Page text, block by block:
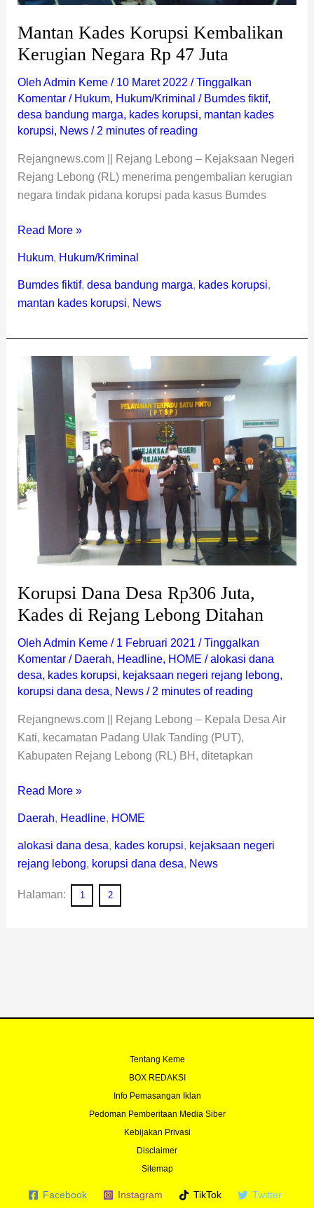
Mantan Kades Korupsi Kembalikan
Kerugian Negara Rp 47 Juta
Oleh Admin Keme / 10 Maret 2022 / Tinggalkan
Komentar / Hukum, Hukum/Kriminal / Bumdes fiktif,
desa bandung marga, kades korupsi, mantan kades
korupsi, News/ 2 minutes of reading
Rejangnews.com || Rejang Lebong – Kejaksaan Negeri
Rejang Lebong (RL) menerima pengembalian kerugian
negara tindak pidana korupsi pada kasus Bumdes
Read More »
Hukum, Hukum/Kriminal
Bumdes fiktif, desa bandung marga, kades korupsi,
mantan kades korupsi, News
Korupsi Dana Desa Rp306 Juta,
Kades di Rejang Lebong Ditahan
Oleh Admin Keme / 1 Februari 2021 /Tinggalkan
Komentar / Daerah, Headline, HOME /alokasi dana
desa, kades korupsi, kejaksaan negeri rejang lebong,
korupsi dana desa, News/ 2 minutes of reading
Rejangnews.com || Rejang Lebong – Kepala Desa Air
Kati, kecamatan Padang Ulak Tanding (PUT),
Kabupaten Rejang Lebong (RL) BH, ditetapkan
Korupsi
Dana
Desa
Rp306
Juta,
Kades
di
Rejang
Lebong
Ditahan
Read More »
Daerah, Headline, HOME
alokasi dana desa, kades korupsi, kejaksaan negeri
rejang lebong, korupsi dana desa, News
Halaman: 1 2
Tentang Keme
BOX REDAKSI
Info Pemasangan Iklan
Pedoman Pemberitaan Media Siber
Kebijakan Privasi
Disclaimer
Sitemap
Facebook Instagram TikTok
Twitter